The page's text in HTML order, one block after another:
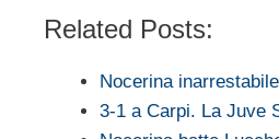
Related Posts:
Nocerina
3-1 a Carpi. La Juve